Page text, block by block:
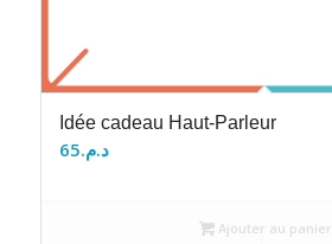
Idée cadeau Haut-Parleur
د.م.65
Ajouter au panier